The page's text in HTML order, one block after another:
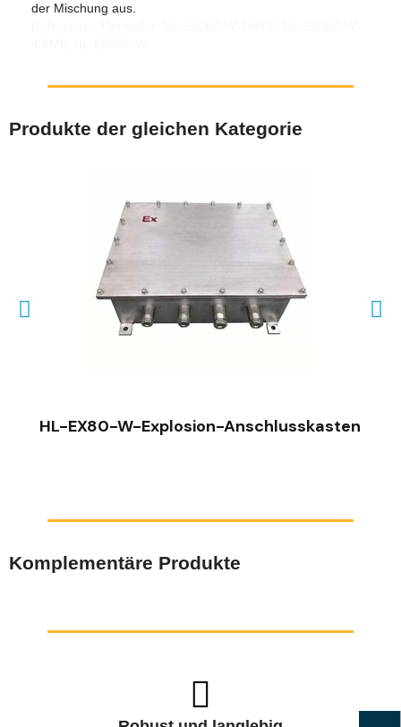
der Mischung aus.
Produkte der gleichen Kategorie
HL-EX80-W-Explosion-Anschlusskasten
Komplementäre Produkte